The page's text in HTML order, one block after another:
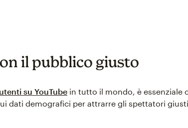
il pubblico giusto
su YouTube in tutto il mondo, è essenziale
dati demografici per attrarre gli spettatori